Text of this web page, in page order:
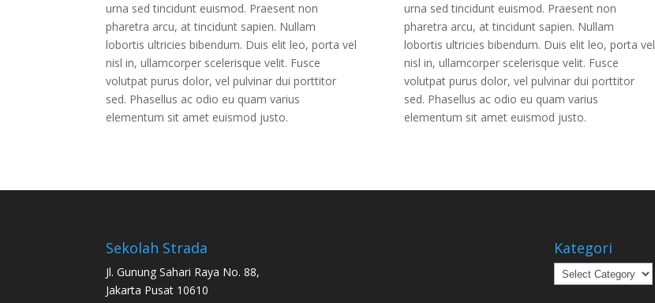
urna sed tincidunt euismod. Praesent non
pharetra arcu, at tincidunt sapien. Nullam
lobortis ultricies bibendum. Duis elit leo, porta vel
nisl in, ullamcorper scelerisque velit. Fusce
volutpat purus dolor, vel pulvinar dui porttitor
sed. Phasellus ac odio eu quam varius
elementum sit amet euismod justo.
urna sed tincidunt euismod. Praesent non
pharetra arcu, at tincidunt sapien. Nullam
lobortis ultricies bibendum. Duis elit leo, porta vel
nisl in, ullamcorper scelerisque velit. Fusce
volutpat purus dolor, vel pulvinar dui porttitor
sed. Phasellus ac odio eu quam varius
elementum sit amet euismod justo.
Sekolah Strada
Jl. Gunung Sahari Raya No. 88,
Jakarta Pusat 10610
Kategori
Kategori